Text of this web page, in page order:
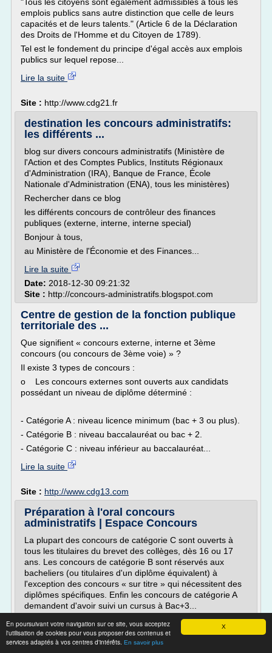
X
En poursuivant votre navigation sur ce site, vous acceptez
l'utilisation de cookies pour vous proposer des contenus et
services adaptés à vos centres d'intérêts. En savoir plus
emplois publics sans autre distinction que celle de leurs
capacités et de leurs talents." (Article 6 de la Déclaration
des Droits de l'Homme et du Citoyen de 1789).
Tel est le fondement du principe d'égal accès aux emplois
publics sur lequel repose...
Lire la suite
Site : http://www.cdg21.fr
destination les concours administratifs:
les différents ...
blog sur divers concours administratifs (Ministère de
l'Action et des Comptes Publics, Instituts Régionaux
d'Administration (IRA), Banque de France, École
Nationale d'Administration (ENA), tous les ministères)
Rechercher dans ce blog
les différents concours de contrôleur des finances
publiques (externe, interne, interne special)
Bonjour à tous,
au Ministère de l'Économie et des Finances...
Lire la suite
Date: 2018-12-30 09:21:32
Site : http://concours-administratifs.blogspot.com
Centre de gestion de la fonction publique
territoriale des ...
Que signifient « concours externe, interne et 3ème
concours (ou concours de 3ème voie) » ?
Il existe 3 types de concours :
o Les concours externes sont ouverts aux candidats
possédant un niveau de diplôme déterminé :
- Catégorie A : niveau licence minimum (bac + 3 ou plus).
- Catégorie B : niveau baccalauréat ou bac + 2.
- Catégorie C : niveau inférieur au baccalauréat...
Lire la suite
Site : http://www.cdg13.com
Préparation à l'oral concours
administratifs | Espace Concours
La plupart des concours de catégorie C sont ouverts à
tous les titulaires du brevet des collèges, dès 16 ou 17
ans. Les concours de catégorie B sont réservés aux
bacheliers (ou titulaires d'un diplôme équivalent) à
l'exception des concours « sur titre » qui nécessitent des
diplômes spécifiques. Enfin les concours de catégorie A
demandent d'avoir suivi un cursus à Bac+3...
Lire la suite
Site : https://www.espace-concours.fr